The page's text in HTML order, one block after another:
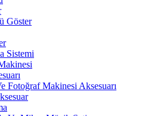
Göster
Sistemi
Fotoğraf Makinesi Aksesuarı